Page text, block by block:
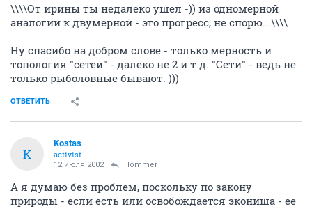
\\\\От ирины ты недалеко ушел -)) из одномерной
аналогии к двумерной - это прогресс, не спорю...\\\\
Ну спасибо на добром слове - только мерность и
топология "сетей" - далеко не 2 и т.д. "Сети" - ведь не
только рыболовные бывают. )))
ОТВЕТИТЬ
K
Kostas
activist
12 июля 2002 Hommer
А я думаю без проблем, поскольку по закону
природы - если есть или освобождается экониша - ее